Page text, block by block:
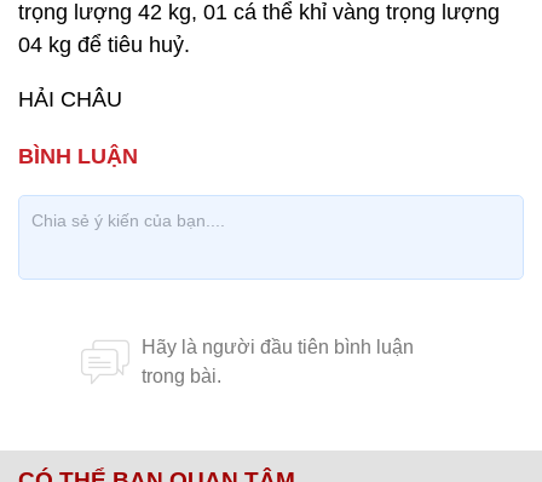
trọng lượng 42 kg, 01 cá thể khỉ vàng trọng lượng
04 kg để tiêu huỷ.
HẢI CHÂU